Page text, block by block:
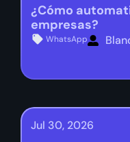
¿Cómo
empresas?
WhatsApp
Jul 30, 2026